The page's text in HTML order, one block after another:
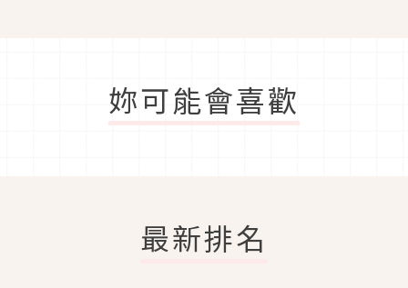
妳可能會喜歡
最新排名